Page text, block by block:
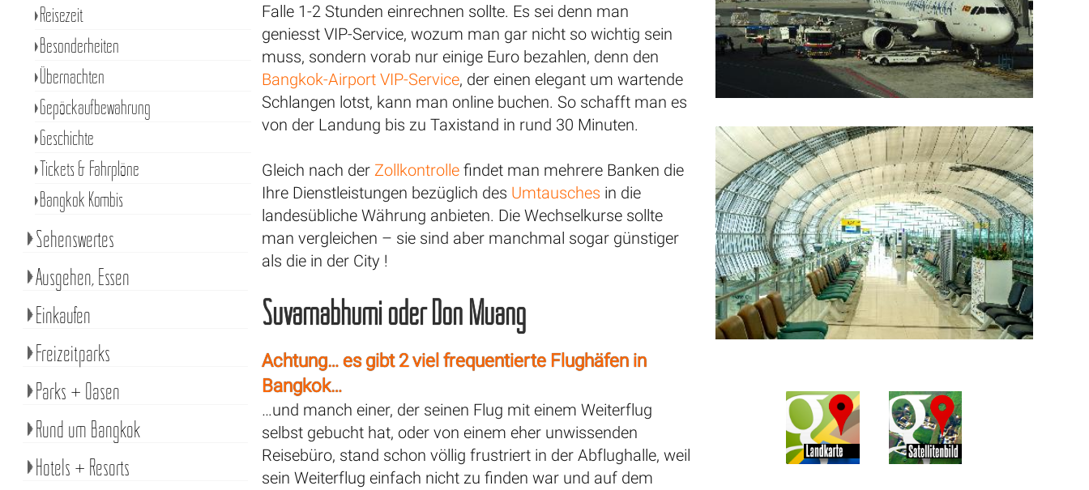
Falle 1-2 Stunden einrechnen sollte. Es sei denn man
geniesst VIP-Service, wozum man gar nicht so wichtig sein
muss, sondern vorab nur einige Euro bezahlen, denn den
Bangkok-Airport VIP-Service, der einen elegant um wartende
Schlangen lotst, kann man online buchen. So schafft man es
von der Landung bis zu Taxistand in rund 30 Minuten.
Gleich nach derZollkontrolle findet man mehrere Banken die
Ihre Dienstleistungen bezüglich des Umtausches in die
landesübliche Währung anbieten. Die Wechselkurse sollte
man vergleichen – sie sind aber manchmal sogar günstiger
als die in der City !
Suvarnabhumi oder Don Muang
Achtung… es gibt 2 viel frequentierte Flughäfen in
Bangkok…
…und manch einer, der seinen Flug mit einem Weiterflug
selbst gebucht hat, oder von einem eher unwissenden
Reisebüro, stand schon völlig frustriert in der Abflughalle, weil
sein Weiterflug einfach nicht zu finden war und auf dem
Reisezeit
Besonderheiten
Übernachten
Gepäckaufbewahrung
Geschichte
Tickets & Fahrpläne
Bangkok Kombis
Sehenswertes
Ausgehen, Essen
Einkaufen
Freizeitparks
Parks + Oasen
Rund um Bangkok
Hotels + Resorts